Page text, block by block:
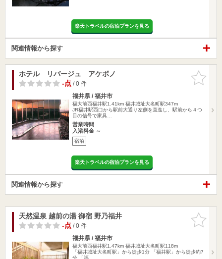
楽天トラベルの宿泊プランを見る
関連情報から探す
お気に入
りに追加
ホテル リバージュ アケボノ
-点/ 0 件
福井県 / 福井市
福大前西福井駅1.41km 福井城址大名町駅347m
JR福井駅西口から駅前大通り左側を直進し、駅前から４つ
目の信号で家具…
営業時間
入浴料金 ～
宿泊
楽天トラベルの宿泊プランを見る
関連情報から探す
お気に入
りに追加
天然温泉 越前の湯 御宿 野乃福井
-点/ 0 件
福井県 / 福井市
福大前西福井駅1.47km 福井城址大名町駅118m
「福井城址大名町駅」から徒歩1分 「福井駅」から徒歩約7
分 「福…